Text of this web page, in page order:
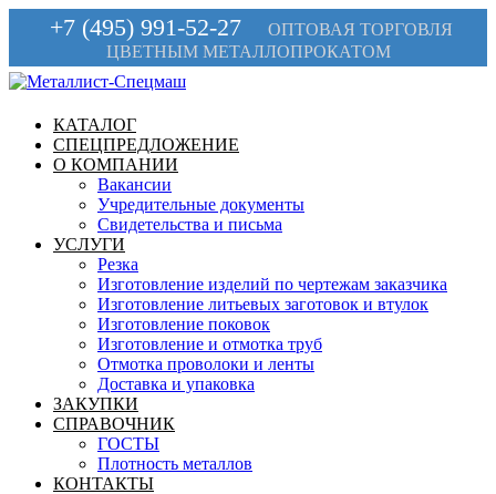
+7 (495) 991-52-27
ОПТОВАЯ ТОРГОВЛЯ
ЦВЕТНЫМ МЕТАЛЛОПРОКАТОМ
КАТАЛОГ
СПЕЦПРЕДЛОЖЕНИЕ
О КОМПАНИИ
Вакансии
Учредительные документы
Свидетельства и письма
УСЛУГИ
Резка
Изготовление изделий по чертежам заказчика
Изготовление литьевых заготовок и втулок
Изготовление поковок
Изготовление и отмотка труб
Отмотка проволоки и ленты
Доставка и упаковка
ЗАКУПКИ
СПРАВОЧНИК
ГОСТЫ
Плотность металлов
КОНТАКТЫ